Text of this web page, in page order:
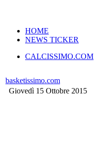
HOME
NEWS TICKER
CALCISSIMO.COM
basketissimo.com
Giovedì 15 Ottobre 2015